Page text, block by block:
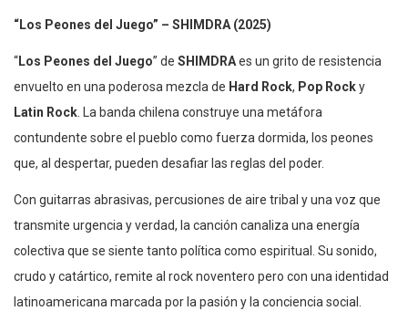
“Los Peones del Juego” – SHIMDRA (2025)
“Los Peones del Juego” de SHIMDRAes un grito de resistencia
envuelto en una poderosa mezcla de Hard Rock, Pop Rocky
Latin Rock . La banda chilena construye una metáfora
contundente sobre el pueblo como fuerza dormida, los peones
que, al despertar, pueden desafiar las reglas del poder.
Con guitarras abrasivas, percusiones de aire tribal y una voz que
transmite urgencia y verdad, la canción canaliza una energía
colectiva que se siente tanto política como espiritual. Su sonido,
crudo y catártico, remite al rock noventero pero con una identidad
latinoamericana marcada por la pasión y la conciencia social.